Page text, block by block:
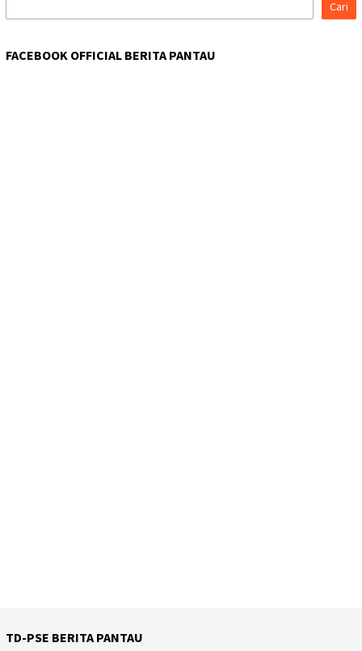
Cari
FACEBOOK OFFICIAL BERITA PANTAU
TD-PSE BERITA PANTAU